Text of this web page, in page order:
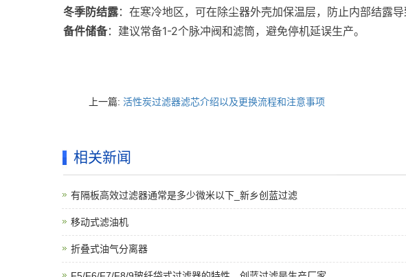
冬季防结露：在寒冷地区，可在除尘器外壳加保温层，防止内部结露
备件储备：建议常备1-2个脉冲阀和滤筒，避免停机延误生产。
上一篇:活性炭过滤器滤芯介绍以及更换流程和注意事项
相关新闻
有隔板高效过滤器通常是多少微米以下_新乡创蓝过滤
移动式滤油机
折叠式油气分离器